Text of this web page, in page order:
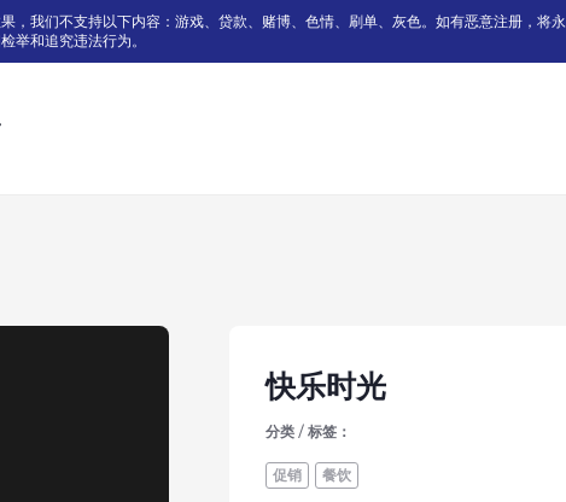
，我们不支持以下内容：游戏、贷款、赌博、色情、刷单、灰色。如有恶意注册，将永
举和追究违法行为。
快乐时光
分类 / 标签：
促销 餐饮